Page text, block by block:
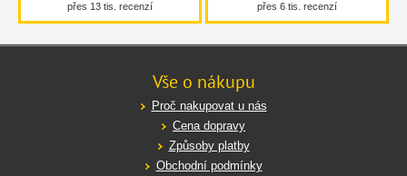
přes 13 tis. recenzí přes 6 tis. recenzí
Vše o nákupu
Proč nakupovat u nás
Cena dopravy
Způsoby platby
Obchodní podmínky